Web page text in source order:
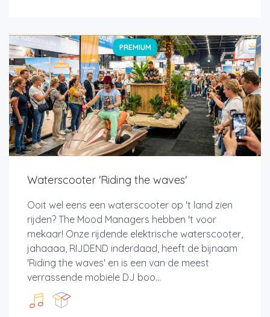
PREMIUM
Waterscooter 'Riding the waves'
Ooit wel eens een waterscooter op 't land zien
rijden? The Mood Managers hebben 't voor
mekaar! Onze rijdende elektrische waterscooter,
jahaaaa, RIJDEND inderdaad, heeft de bijnaam
'Riding the waves' en is een van de meest
verrassende mobiele DJ boo...